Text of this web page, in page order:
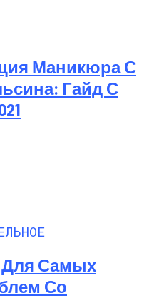
Маникюра С
Гайд С
Для Самых
Со